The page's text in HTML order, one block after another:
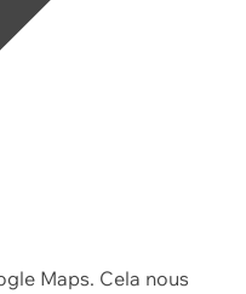
Maps. Cela nous